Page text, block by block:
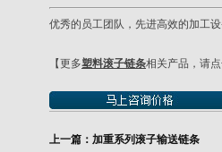
优秀的员工团队，先进高效的加工
【更多塑料滚子链条相关产品，请
上一篇：加重系列滚子输送链条